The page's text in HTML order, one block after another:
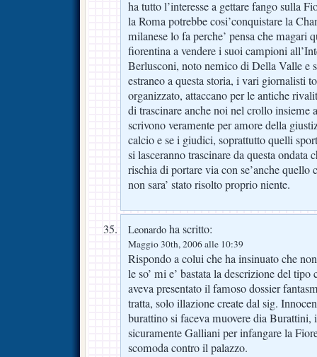
ha tutto l’interesse a gettare fango sulla
la Roma potrebbe cosi’conquistare la
milanese lo fa perche’ pensa che magari
fiorentina a vendere i suoi campioni
Berlusconi, noto nemico di Della Valle e
estraneo a questa storia, i vari giornalisti
organizzato, attaccano per le antiche
di trascinare anche noi nel crollo insieme
scrivono veramente per amore della
calcio e se i giudici, soprattutto quelli
si lasceranno trascinare da questa ondata
rischia di portare via con se’anche quello
non sara’ stato risolto proprio niente.
Leonardo ha scritto:
Maggio 30th, 2006 alle 10:39
Rispondo a colui che ha insinuato che
le so’ mi e’ bastata la descrizione del
aveva presentato il famoso dossier
tratta, solo illazione create dal sig.
burattino si faceva muovere dia
sicuramente Galliani per infangare la
scomoda contro il palazzo.